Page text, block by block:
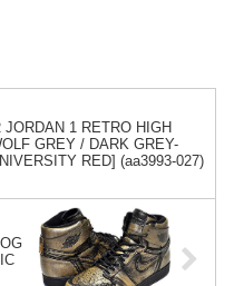
JORDAN 1 RETRO HIGH
GREY / DARK GREY-
RED] (aa3993-027)